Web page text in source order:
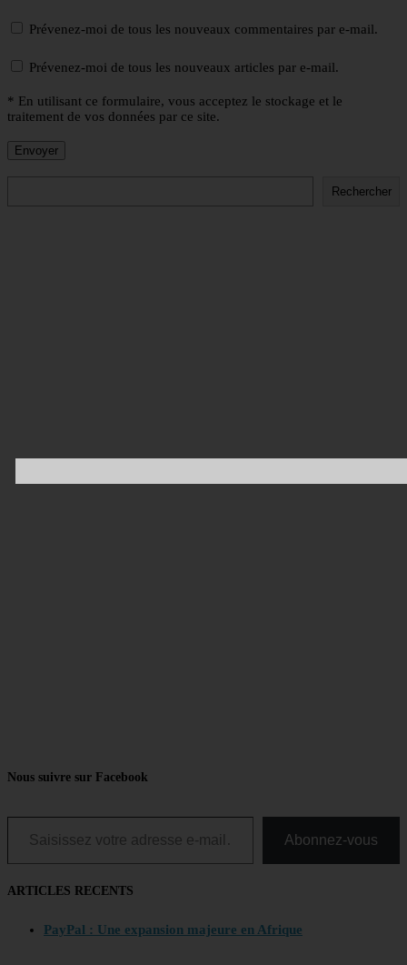
Prévenez-moi de tous les nouveaux commentaires par e-mail.
Prévenez-moi de tous les nouveaux articles par e-mail.
* En utilisant ce formulaire, vous acceptez le stockage et le
traitement de vos données par ce site.
Rechercher
Nous suivre sur Facebook
Saisissez votre adresse e-mail…
Abonnez-vous
ARTICLES RECENTS
PayPal : Une expansion majeure en Afrique